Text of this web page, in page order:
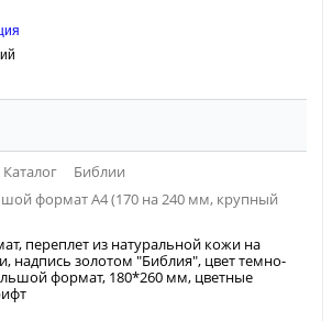
Каталог
Библии
формат А4 (170 на 240 мм, крупный
переплет из натуральной кожи на
надпись золотом "Библия", цвет темно-
формат, 180*260 мм, цветные